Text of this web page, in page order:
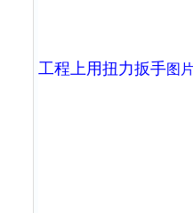
工程上用扭力扳手图